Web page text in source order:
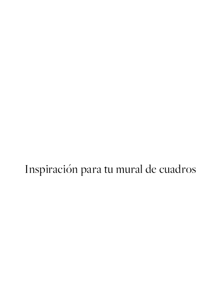
Inspiración para tu mural de cuadros